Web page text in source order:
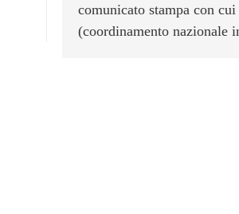
comunicato stampa con
(coordinamento nazionale